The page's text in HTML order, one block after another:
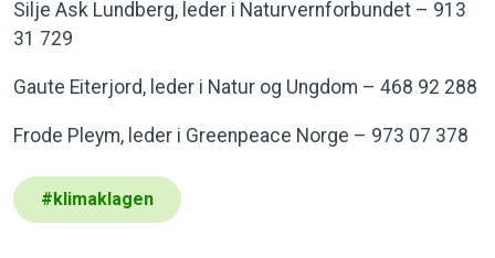
Silje Ask Lundberg, leder i Naturvernforbundet – 913
31 729
Gaute Eiterjord, leder i Natur og Ungdom – 468 92 288
Frode Pleym, leder i Greenpeace Norge – 973 07 378
#klimaklagen